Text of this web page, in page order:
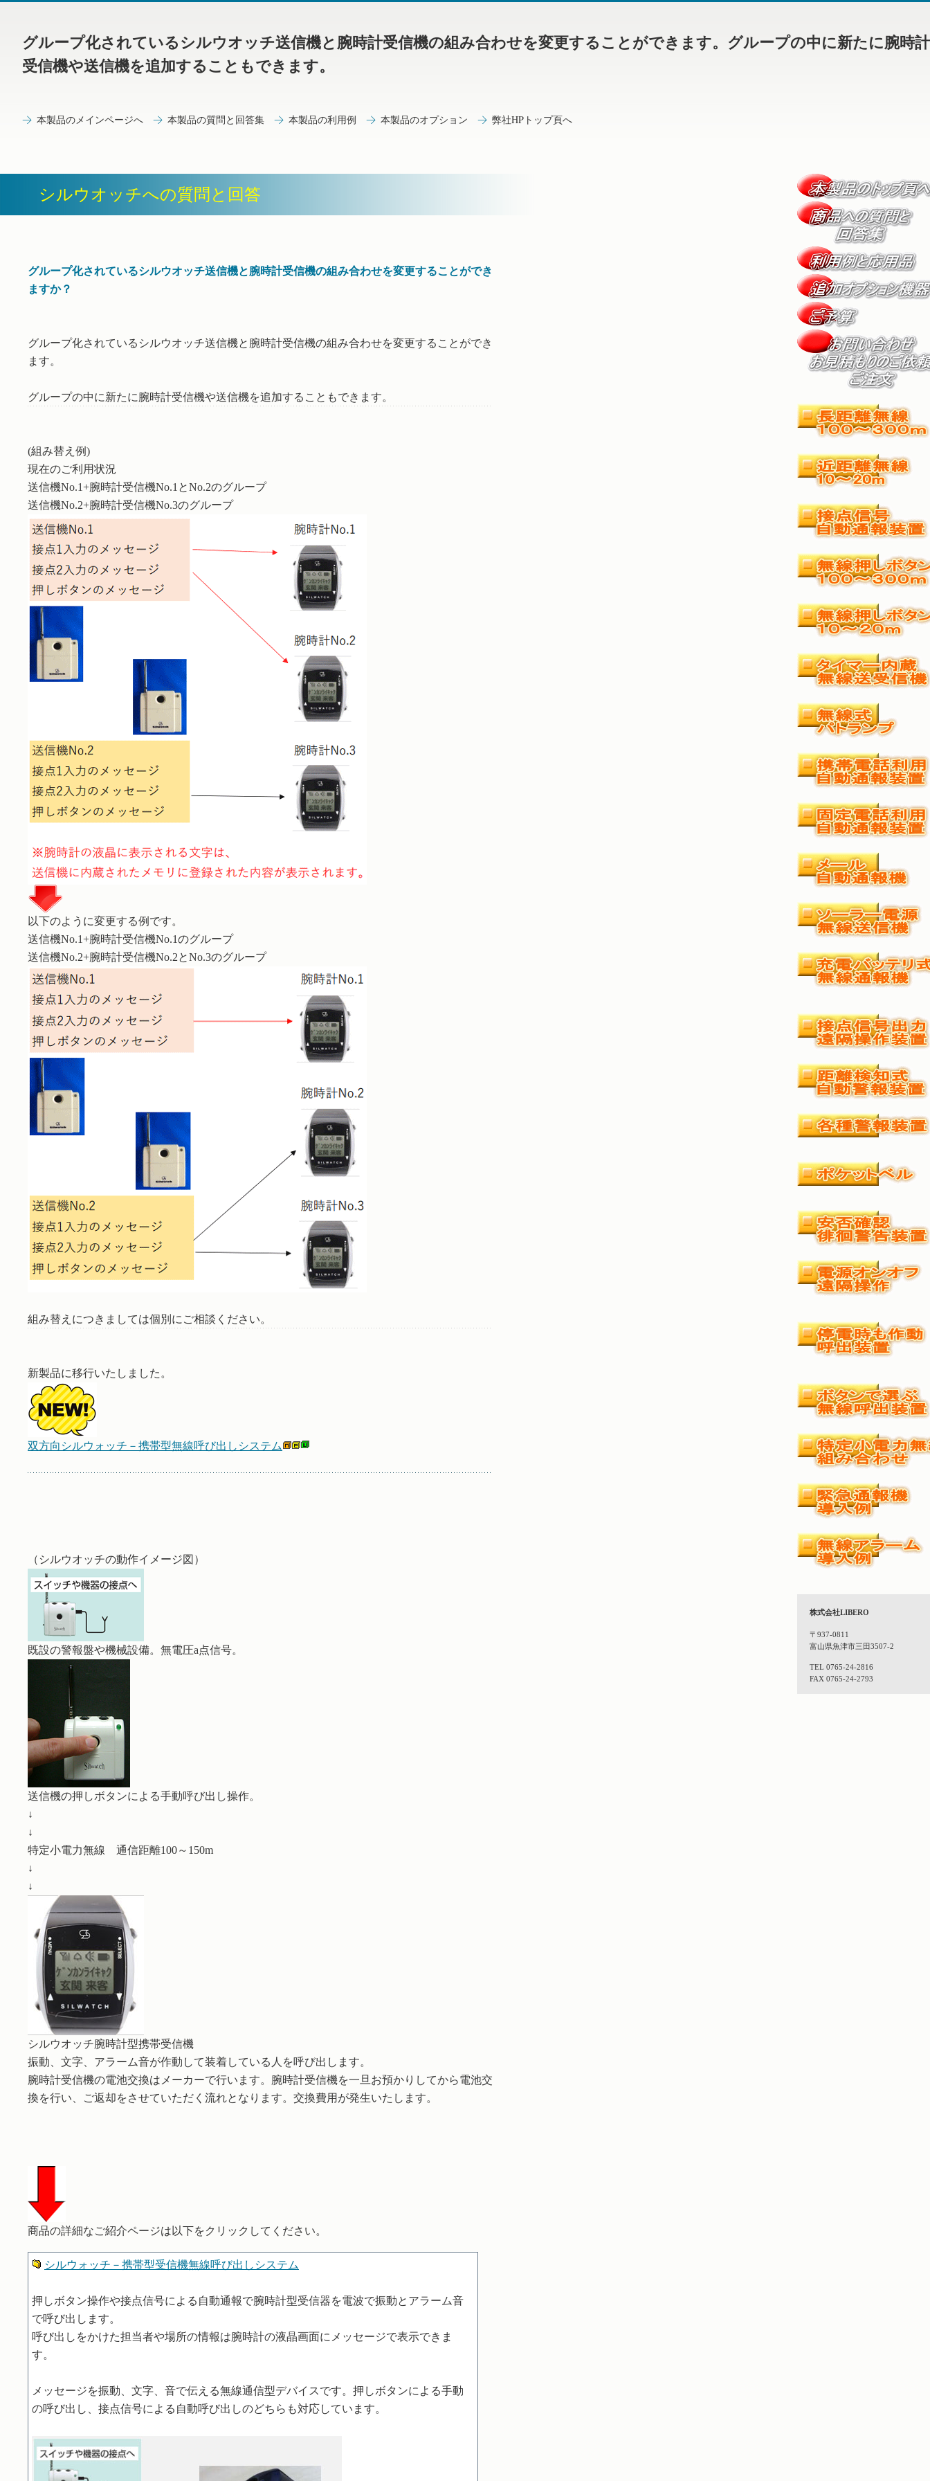
グループ化されているシルウオッチ送信機と腕時計受信機の組み合わせを変更することができます。グループの中に新たに腕時計
受信機や送信機を追加することもできます。
シルウオッチへの質問と回答
グループ化されているシルウオッチ送信機と腕時計受信機の組み合わせを変更することができ
ますか？
グループ化されているシルウオッチ送信機と腕時計受信機の組み合わせを変更することができ
ます。
グループの中に新たに腕時計受信機や送信機を追加することもできます。
(組み替え例)
現在のご利用状況
送信機No.1+腕時計受信機No.1とNo.2のグループ
送信機No.2+腕時計受信機No.3のグループ
以下のように変更する例です。
送信機No.1+腕時計受信機No.1のグループ
送信機No.2+腕時計受信機No.2とNo.3のグループ
組み替えにつきましては個別にご相談ください。
新製品に移行いたしました。
双方向シルウォッチ－携帯型無線呼び出しシステム
（シルウオッチの動作イメージ図）
既設の警報盤や機械設備。無電圧a点信号。
送信機の押しボタンによる手動呼び出し操作。
↓
↓
特定小電力無線 通信距離100～150m
↓
↓
シルウオッチ腕時計型携帯受信機
振動、文字、アラーム音が作動して装着している人を呼び出します。
腕時計受信機の電池交換はメーカーで行います。腕時計受信機を一旦お預かりしてから電池交
換を行い、ご返却をさせていただく流れとなります。交換費用が発生いたします。
商品の詳細なご紹介ページは以下をクリックしてください。
シルウォッチ－携帯型受信機無線呼び出しシステム
押しボタン操作や接点信号による自動通報で腕時計型受信器を電波で振動とアラーム音
で呼び出します。
呼び出しをかけた担当者や場所の情報は腕時計の液晶画面にメッセージで表示できま
す。
メッセージを振動、文字、音で伝える無線通信型デバイスです。押しボタンによる手動
の呼び出し、接点信号による自動呼び出しのどちらも対応しています。
本製品のメインページへ 本製品の質問と回答集 本製品の利用例 本製品のオプション 弊社HPトップ頁へ
株式会社LIBERO
〒937-0811
富山県魚津市三田3507-2
TEL 0765-24-2816
FAX 0765-24-2793